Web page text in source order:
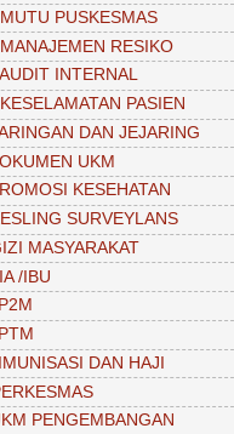
PUSKESMAS
RESIKO
INTERNAL
PASIEN
DAN JEJARING
UKM
KESEHATAN
SURVEYLANS
MASYARAKAT
/IBU
DAN HAJI
PENGEMBANGAN